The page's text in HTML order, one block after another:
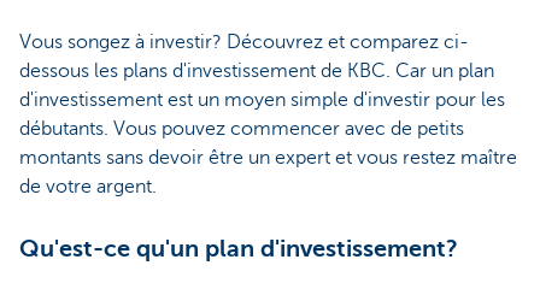
Vous songez à investir? Découvrez et comparez ci-
dessous les plans d'investissement de KBC. Car un plan
d'investissement est un moyen simple d'investir pour les
débutants. Vous pouvez commencer avec de petits
montants sans devoir être un expert et vous restez maître
de votre argent.
Qu'est-ce qu'un plan d'investissement?